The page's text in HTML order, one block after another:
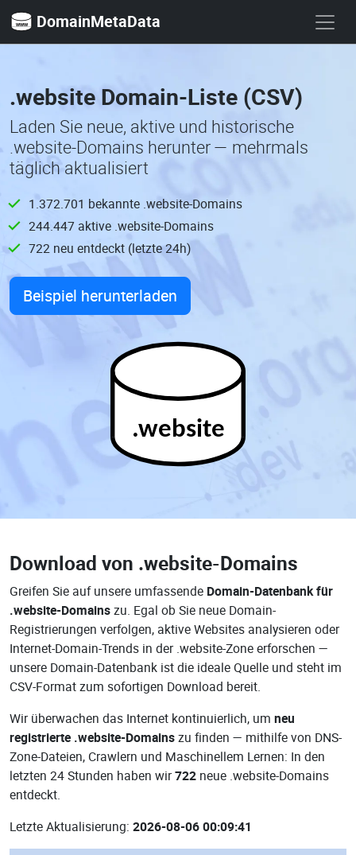
DomainMetaData
.website Domain-Liste (CSV)
Laden Sie neue, aktive und historische
.website-Domains herunter — mehrmals
täglich aktualisiert
1.372.701 bekannte .website-Domains
244.447 aktive .website-Domains
722 neu entdeckt (letzte 24h)
Beispiel herunterladen
.website
Download von .website-Domains
Greifen Sie auf unsere umfassende Domain-Datenbank für
.website-Domainszu. Egal ob Sie neue Domain-
Registrierungen verfolgen, aktive Websites analysieren oder
Internet-Domain-Trends in der .website-Zone erforschen —
unsere Domain-Datenbank ist die ideale Quelle und steht im
CSV-Format zum sofortigen Download bereit.
Wir überwachen das Internet kontinuierlich, um neu
registrierte .website-Domainszu finden — mithilfe von DNS-
Zone-Dateien, Crawlern und Maschinellem Lernen: In den
letzten 24 Stunden haben wir722 neue .website-Domains
entdeckt.
Letzte Aktualisierung: 2026-08-06 00:09:41